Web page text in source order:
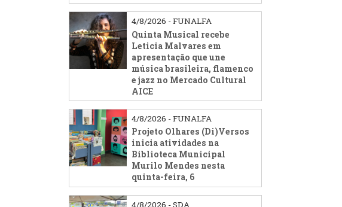
4/8/2026 - FUNALFA
Quinta Musical recebe
Leticia Malvares em
apresentação que une
música brasileira, flamenco
e jazz no Mercado Cultural
AICE
4/8/2026 - FUNALFA
Projeto Olhares (Di)Versos
inicia atividades na
Biblioteca Municipal
Murilo Mendes nesta
quinta-feira, 6
4/8/2026 - SDA